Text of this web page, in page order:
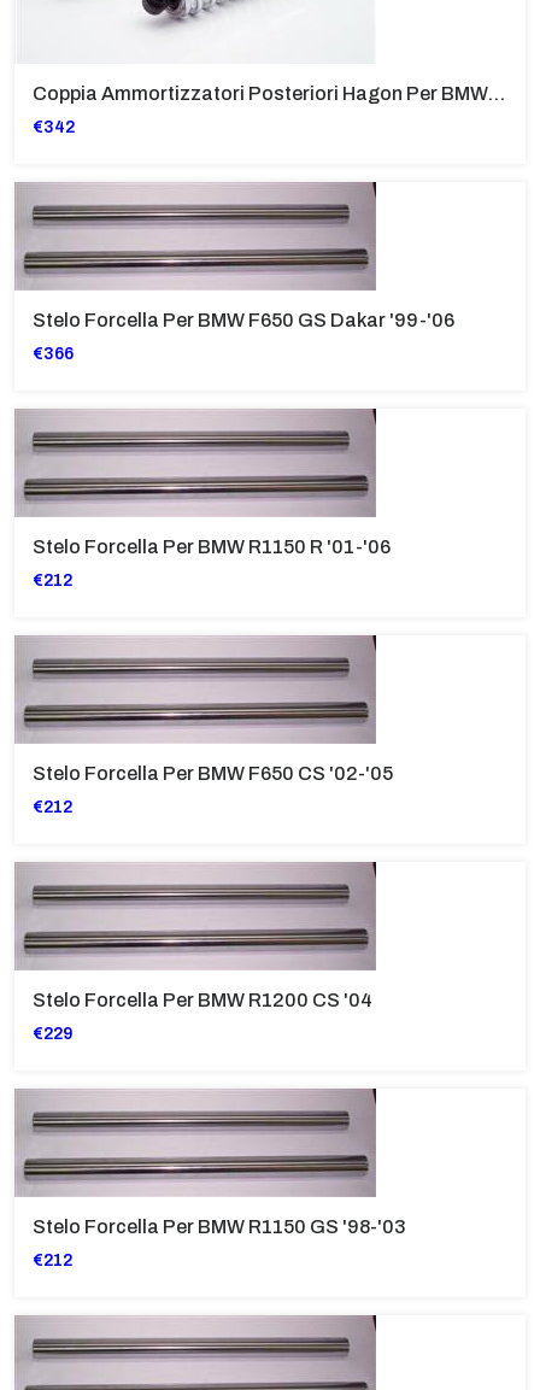
Coppia Ammortizzatori Posteriori Hagon Per BMW R45, 65
€342
Stelo Forcella Per BMW F650 GS Dakar '99-'06
€366
Stelo Forcella Per BMW R1150 R '01-'06
€212
Stelo Forcella Per BMW F650 CS '02-'05
€212
Stelo Forcella Per BMW R1200 CS '04
€229
Stelo Forcella Per BMW R1150 GS '98-'03
€212